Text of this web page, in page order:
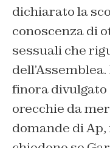
dichiarato la
conoscenza di
sessuali che
finora divulgato
orecchie da
domande di